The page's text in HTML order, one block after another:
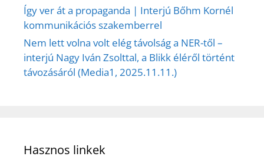
Így ver át a propaganda | Interjú Bőhm Kornél
kommunikációs szakemberrel
Nem lett volna volt elég távolság a NER-től –
interjú Nagy Iván Zsolttal, a Blikk éléről történt
távozásáról (Media1, 2025.11.11.)
Hasznos linkek